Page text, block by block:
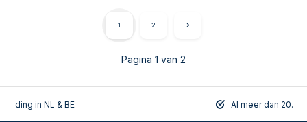
Pagina 1 van 2
1 2
in NL & BE Al meer dan